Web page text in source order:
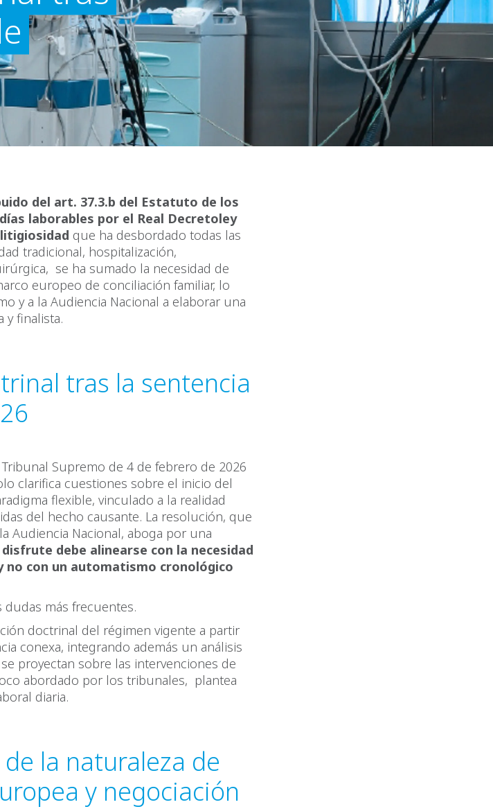
del art. 37.3.b del Estatuto de los
laborables por el Real Decretoley
que ha desbordado todas las
tradicional, hospitalización,
se ha sumado la necesidad de
europeo de conciliación familiar, lo
y a la Audiencia Nacional a elaborar una
y finalista.
tras la sentencia
Supremo de 4 de febrero de 2026
clarifica cuestiones sobre el inicio del
flexible, vinculado a la realidad
del hecho causante. La resolución, que
Audiencia Nacional, aboga por una
disfrute debe alinearse con la necesidad
con un automatismo cronológico
dudas más frecuentes.
doctrinal del régimen vigente a partir
conexa, integrando además un análisis
proyectan sobre las intervenciones de
abordado por los tribunales, plantea
diaria.
la naturaleza de
y negociación